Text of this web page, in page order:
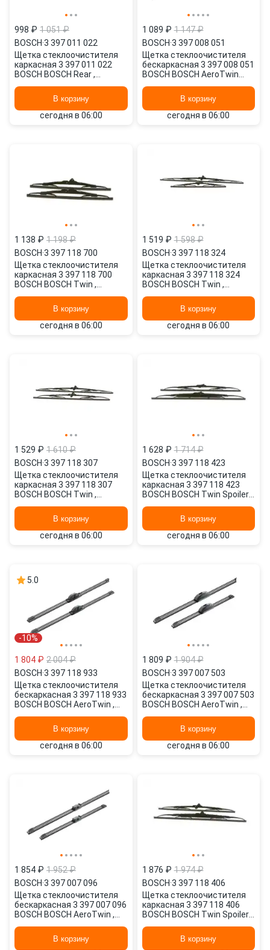
998 ₽ 1 051 ₽
BOSCH·3 397 011 022
Щетка стеклоочистителя
каркасная 3 397 011 022
BOSCH BOSCH Rear ,
В корзину
сегодня в 06:00
1 089 ₽ 1 147 ₽
BOSCH·3 397 008 051
Щетка стеклоочистителя
бескаркасная 3 397 008 051
BOSCH BOSCH AeroTwin
В корзину
сегодня в 06:00
1 138 ₽ 1 198 ₽
BOSCH·3 397 118 700
Щетка стеклоочистителя
каркасная 3 397 118 700
BOSCH BOSCH Twin ,
2 шт.
В корзину
сегодня в 06:00
1 519 ₽ 1 598 ₽
BOSCH·3 397 118 324
Щетка стеклоочистителя
каркасная 3 397 118 324
BOSCH BOSCH Twin ,
2 шт.
В корзину
сегодня в 06:00
1 529 ₽ 1 610 ₽
BOSCH·3 397 118 307
Щетка стеклоочистителя
каркасная 3 397 118 307
BOSCH BOSCH Twin ,
2 шт.
В корзину
сегодня в 06:00
1 628 ₽ 1 714 ₽
BOSCH·3 397 118 423
Щетка стеклоочистителя
каркасная 3 397 118 423
BOSCH BOSCH Twin Spoiler ,
2 шт.
В корзину
сегодня в 06:00
5.0
-10%
1 804 ₽ 2 004 ₽
BOSCH·3 397 118 933
Щетка стеклоочистителя
бескаркасная 3 397 118 933
BOSCH BOSCH AeroTwin ,
2 шт.
В корзину
сегодня в 06:00
1 809 ₽ 1 904 ₽
BOSCH·3 397 007 503
Щетка стеклоочистителя
бескаркасная 3 397 007 503
BOSCH BOSCH AeroTwin ,
2 шт.
В корзину
сегодня в 06:00
1 854 ₽ 1 952 ₽
BOSCH·3 397 007 096
Щетка стеклоочистителя
бескаркасная 3 397 007 096
BOSCH BOSCH AeroTwin ,
2 шт.
В корзину
1 876 ₽ 1 974 ₽
BOSCH·3 397 118 406
Щетка стеклоочистителя
каркасная 3 397 118 406
BOSCH BOSCH Twin Spoiler ,
2 шт.
В корзину